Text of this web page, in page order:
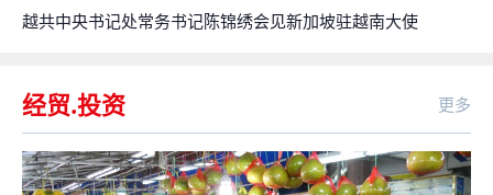
越共中央书记处常务书记陈锦绣会见新加坡驻越南大使
经贸.投资 更多